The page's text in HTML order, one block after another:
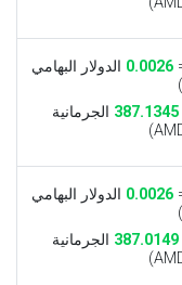
0.0026 الدولار البهامي
387.1345 الجرمانية
0.0026 الدولار البهامي
387.0149 الجرمانية